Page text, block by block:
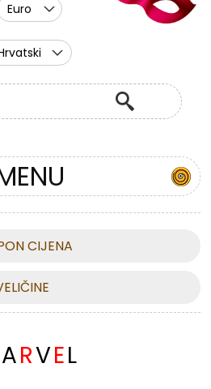
Euro
CIJENA
ARVEL